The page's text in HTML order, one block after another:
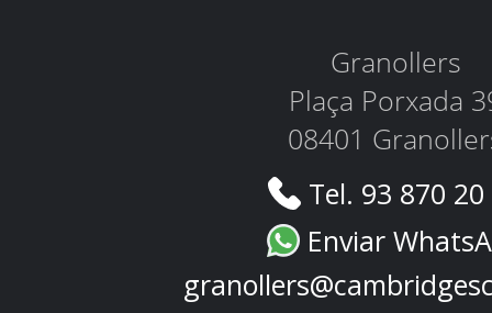
Granollers
Plaça Porxada
08401
Tel. 93 870
Enviar